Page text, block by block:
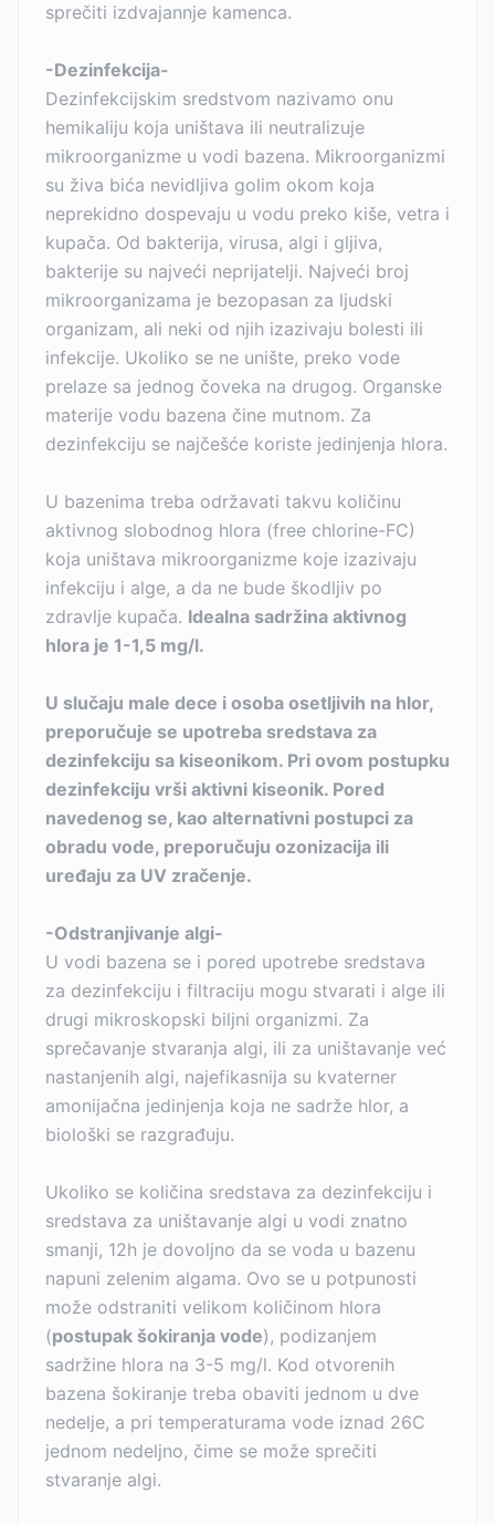
sprečiti izdvajannje kamenca.
-Dezinfekcija-
Dezinfekcijskim sredstvom nazivamo onu
hemikaliju koja uništava ili neutralizuje
mikroorganizme u vodi bazena. Mikroorganizmi
su živa bića nevidljiva golim okom koja
neprekidno dospevaju u vodu preko kiše, vetra i
kupača. Od bakterija, virusa, algi i gljiva,
bakterije su najveći neprijatelji. Najveći broj
mikroorganizama je bezopasan za ljudski
organizam, ali neki od njih izazivaju bolesti ili
infekcije. Ukoliko se ne unište, preko vode
prelaze sa jednog čoveka na drugog. Organske
materije vodu bazena čine mutnom. Za
dezinfekciju se najčešće koriste jedinjenja hlora.
U bazenima treba održavati takvu količinu
aktivnog slobodnog hlora (free chlorine-FC)
koja uništava mikroorganizme koje izazivaju
infekciju i alge, a da ne bude škodljiv po
zdravlje kupača. Idealna sadržina aktivnog
hlora je 1-1,5 mg/l.
U slučaju male dece i osoba osetljivih na hlor,
preporučuje se upotreba sredstava za
dezinfekciju sa kiseonikom. Pri ovom postupku
dezinfekciju vrši aktivni kiseonik. Pored
navedenog se, kao alternativni postupci za
obradu vode, preporučuju ozonizacija ili
uređaju za UV zračenje.
-Odstranjivanje algi-
U vodi bazena se i pored upotrebe sredstava
za dezinfekciju i filtraciju mogu stvarati i alge ili
drugi mikroskopski biljni organizmi. Za
sprečavanje stvaranja algi, ili za uništavanje već
nastanjenih algi, najefikasnija su kvaterner
amonijačna jedinjenja koja ne sadrže hlor, a
biološki se razgrađuju.
Ukoliko se količina sredstava za dezinfekciju i
sredstava za uništavanje algi u vodi znatno
smanji, 12h je dovoljno da se voda u bazenu
napuni zelenim algama. Ovo se u potpunosti
može odstraniti velikom količinom hlora
(postupak šokiranja vode), podizanjem
sadržine hlora na 3-5 mg/l. Kod otvorenih
bazena šokiranje treba obaviti jednom u dve
nedelje, a pri temperaturama vode iznad 26C
jednom nedeljno, čime se može sprečiti
stvaranje algi.